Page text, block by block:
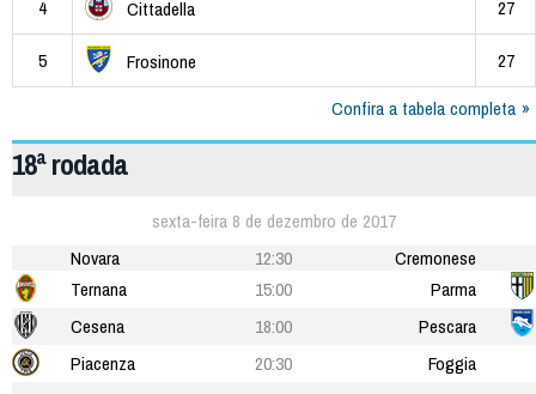
4 Cittadella 27
5 Frosinone
27
Confira a tabela completa
18ª rodada
sexta-feira 8 de dezembro de 2017
Novara
12:30
Cremonese
Ternana
15:00
Parma
Cesena
18:00
Pescara
Piacenza
20:30
Foggia